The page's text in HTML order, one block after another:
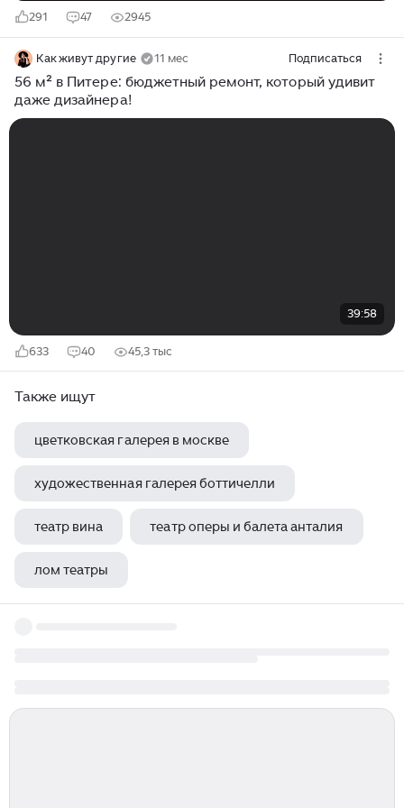
291 47 2945
Как живут другие 11 мес Подписаться
56 м² в Питере: бюджетный ремонт, который удивит
даже дизайнера!
39:58
633 40 45,3 тыс
Также ищут
цветковская галерея в москве
художественная галерея боттичелли
театр вина театр оперы и балета анталия
лом театры